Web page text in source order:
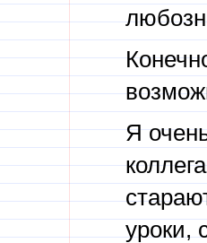
Я
уроки,